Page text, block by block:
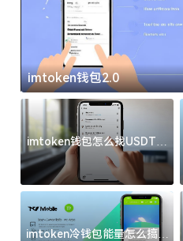
imtoken钱包2.0
imtoken钱包怎么找USDT地
址？三步搞定不踩坑
imtoken冷钱包能量怎么搞？